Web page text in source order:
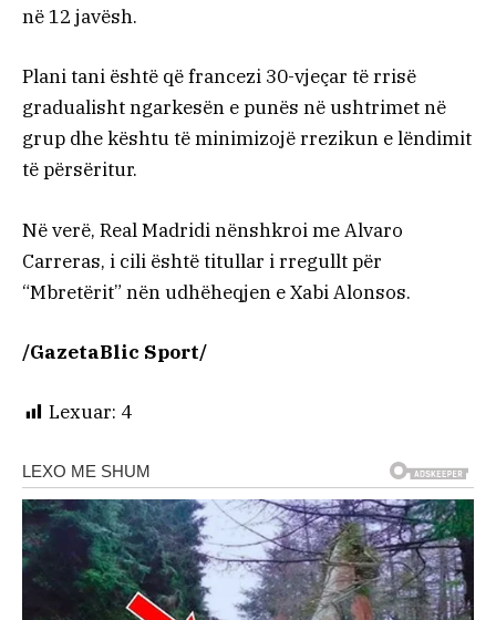
në 12 javësh.
Plani tani është që francezi 30-vjeçar të rrisë
gradualisht ngarkesën e punës në ushtrimet në
grup dhe kështu të minimizojë rrezikun e lëndimit
të përsëritur.
Në verë, Real Madridi nënshkroi me Alvaro
Carreras, i cili është titullar i rregullt për
“Mbretërit” nën udhëheqjen e Xabi Alonsos.
/GazetaBlic Sport/
Lexuar: 4